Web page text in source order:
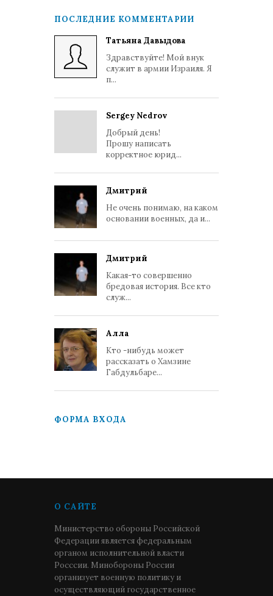
ПОСЛЕДНИЕ КОММЕНТАРИИ
Татьяна Давыдова
Здравствуйте! Мой внук
служит в армии Израиля. Я
п...
Sergey Nedrov
Добрый день!
Прошу написать
корректное юрид...
Дмитрий
Не очень понимаю, на каком
основании военных, да и...
Дмитрий
Какая-то совершенно
бредовая история. Все кто
служ...
Алла
Кто -нибудь может
рассказать о Хамзине
Габдульбаре...
ФОРМА ВХОДА
О САЙТЕ
Министерство обороны Российской
Федерации является федеральным
органом исполнительной власти
Росссии. Минобороны России
организует военную политику и
осуществляющий государственное